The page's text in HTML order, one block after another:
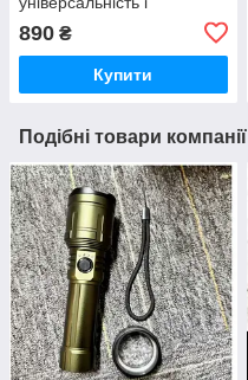
890 ₴
Купити
Подібні товари компанії